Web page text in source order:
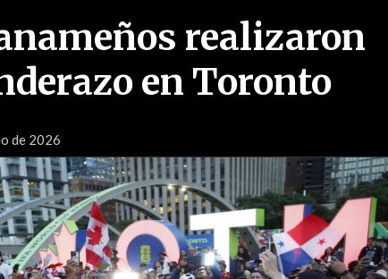
realizaron
en Toronto
de 2026